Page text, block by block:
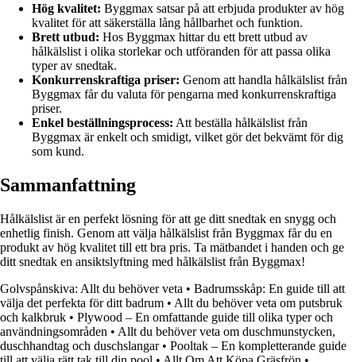
Hög kvalitet: Byggmax satsar på att erbjuda produkter av hög
kvalitet för att säkerställa lång hållbarhet och funktion.
Brett utbud: Hos Byggmax hittar du ett brett utbud av
hålkälslist i olika storlekar och utföranden för att passa olika
typer av snedtak.
Konkurrenskraftiga priser: Genom att handla hålkälslist från
Byggmax får du valuta för pengarna med konkurrenskraftiga
priser.
Enkel beställningsprocess: Att beställa hålkälslist från
Byggmax är enkelt och smidigt, vilket gör det bekvämt för dig
som kund.
Sammanfattning
Hålkälslist är en perfekt lösning för att ge ditt snedtak en snygg och
enhetlig finish. Genom att välja hålkälslist från Byggmax får du en
produkt av hög kvalitet till ett bra pris. Ta mätbandet i handen och ge
ditt snedtak en ansiktslyftning med hålkälslist från Byggmax!
Golvspånskiva: Allt du behöver veta • Badrumsskåp: En guide till att
välja det perfekta för ditt badrum • Allt du behöver veta om putsbruk
och kalkbruk • Plywood – En omfattande guide till olika typer och
användningsområden • Allt du behöver veta om duschmunstycken,
duschhandtag och duschslangar• Pooltak – En kompletterande guide